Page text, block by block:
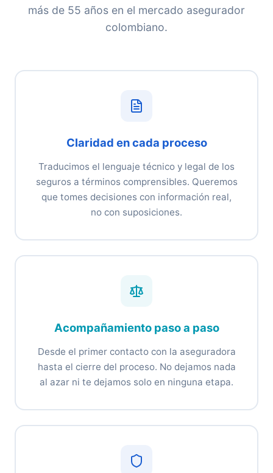
más de 55 años en el mercado asegurador
colombiano.
Claridad en cada proceso
Traducimos el lenguaje técnico y legal de los
seguros a términos comprensibles. Queremos
que tomes decisiones con información real,
no con suposiciones.
Acompañamiento paso a paso
Desde el primer contacto con la aseguradora
hasta el cierre del proceso. No dejamos nada
al azar ni te dejamos solo en ninguna etapa.